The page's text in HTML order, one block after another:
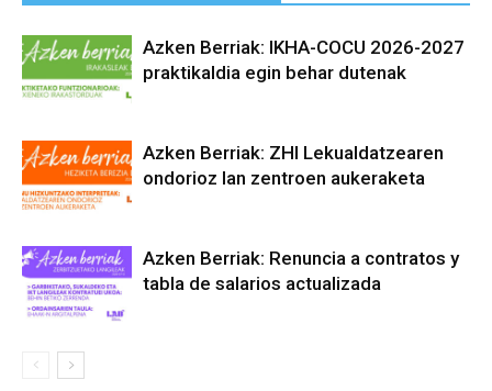
Azken Berriak: IKHA-COCU 2026-2027
praktikaldia egin behar dutenak
Azken Berriak: ZHI Lekualdatzearen
ondorioz lan zentroen aukeraketa
Azken Berriak: Renuncia a contratos y
tabla de salarios actualizada